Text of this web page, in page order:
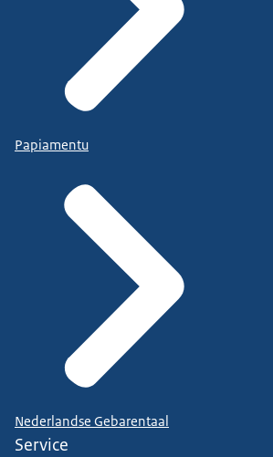
Papiamentu
Nederlandse Gebarentaal
Service